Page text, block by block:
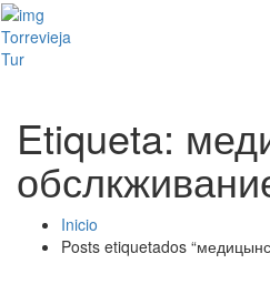
Torrevieja
Tur
Etiqueta:
Inicio
Posts etiquetados